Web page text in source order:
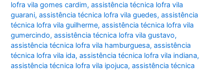
lofra vila gomes cardim,assistência técnica lofra vila
guarani,assistência técnica lofra vila guedes,assistência
técnica lofra vila guilherme,assistência técnica lofra vila
gumercindo,assistência técnica lofra vila gustavo,
assistência técnica lofra vila hamburguesa,assistência
técnica lofra vila ida,assistência técnica lofra vila indiana,
assistência técnica lofra vila ipojuca,assistência técnica